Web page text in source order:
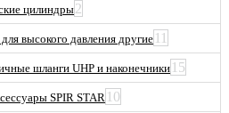
цилиндры2
высокого давления другие 11
шланги UHP и наконечники 15
SPIR STAR 10